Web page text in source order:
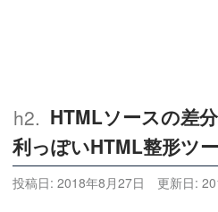
HTMLソースの差
利っぽいHTML整形ツ
投稿日: 2018年8月27日 更新日: